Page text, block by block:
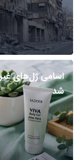
اسامی ژل‌های
شد